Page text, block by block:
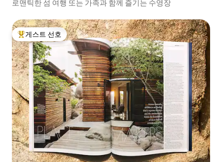
로맨틱한 섬 여행 또는 가족과 함께 즐기는 수영장
상위 게스트 선호
게스트 선호